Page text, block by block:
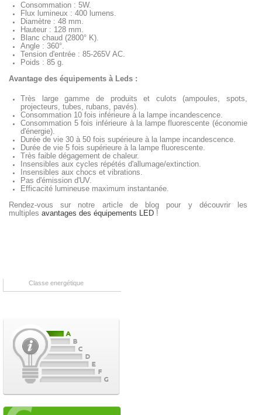
Consommation : 5W.
Flux lumineux : 400 lumens.
Diamètre : 48 mm.
Hauteur : 128 mm.
Blanc chaud (2800° K).
Angle : 360°.
Tension d'entrée : 85-265V AC.
Poids : 85 g.
Avantage des équipements à Leds :
Très large gamme de produits et culots (ampoules, spots,
projecteurs, tubes, rubans, pavés).
Consommation 10 fois inférieure à la lampe incandescence.
Consommation 5 fois inférieure à la lampe fluorescente (économie
d'énergie).
Durée de vie 30 à 50 fois supérieure à la lampe incandescence.
Durée de vie 5 fois supérieure à la lampe fluorescente.
Très faible dégagement de chaleur.
Insensibles aux cycles répétés d'allumage/extinction.
Insensibles aux chocs et vibrations.
Pas d'émission d'UV.
Efficacité lumineuse maximum instantanée.
Rendez-vous sur notre article de blog pour y découvrir les
multiples avantages des équipements LED !
Classe energétique